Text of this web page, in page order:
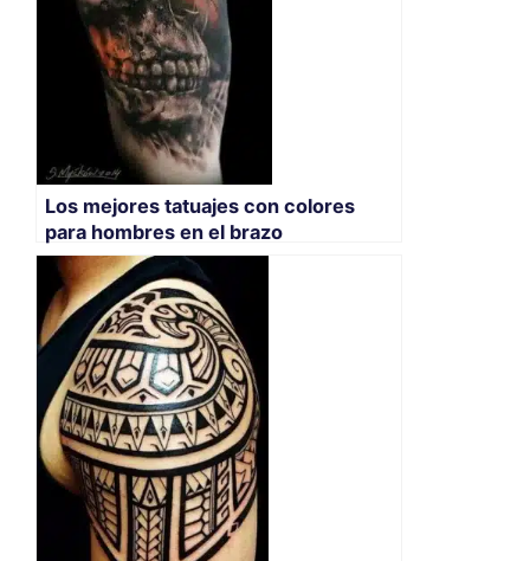
Los mejores tatuajes con colores
para hombres en el brazo